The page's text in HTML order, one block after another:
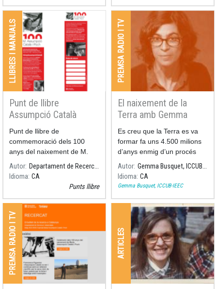
LLIBRES I MANUALS
Punt de llibre
Assumpció Català
Punt de llibre de
commemoració dels 100
anys del naixement de M.
Autor
Departament de Recerca i Universitats
Idioma CA
Punts llibre
PREMSA RADIO I TV
El naixement de la
Terra amb Gemma
Busquet
Es creu que la Terra es va
formar fa uns 4.500 milions
d’anys enmig d’un procés
llarg i violent, marcat per
col·lisions i transformacions
extremes.
Autor
Gemma Busquet, ICCUB-IEEC
Idioma CA
Gemma Busquet, ICCUB-IEEC
PREMSA RADIO I TV ARTICLES